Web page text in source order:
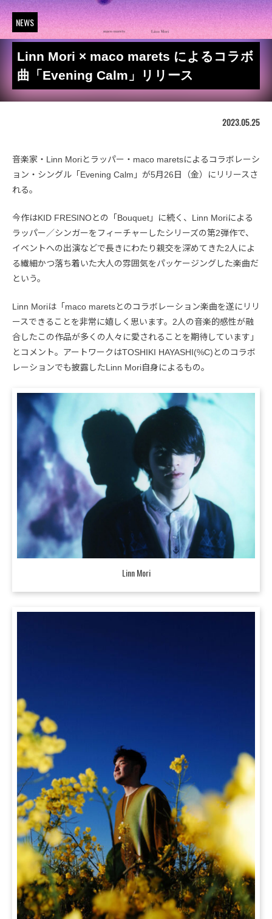
NEWS
Linn Mori × maco marets によるコラボ
曲「Evening Calm」リリース
2023.05.25
音楽家・Linn Moriとラッパー・maco maretsによるコラボレーシ
ョン・シングル「Evening Calm」が5月26日（金）にリリースさ
れる。
今作はKID FRESINOとの「Bouquet」に続く、Linn Moriによる
ラッパー／シンガーをフィーチャーしたシリーズの第2弾作で、
イベントへの出演などで長きにわたり親交を深めてきた2人によ
る繊細かつ落ち着いた大人の雰囲気をパッケージングした楽曲だ
という。
Linn Moriは「maco maretsとのコラボレーション楽曲を遂にリリ
ースできることを非常に嬉しく思います。2人の音楽的感性が融
合したこの作品が多くの人々に愛されることを期待しています」
とコメント。アートワークはTOSHIKI HAYASHI(%C)とのコラボ
レーションでも披露したLinn Mori自身によるもの。
Linn Mori